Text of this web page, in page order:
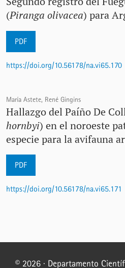
(Piranga olivacea) para
PDF
https://doi.org/10.56178/na.vi65.170
María Astete, René Gingins
Hallazgo del Paíño De
hornbyi) en el noroeste
especie para la avifauna
PDF
https://doi.org/10.56178/na.vi65.171
© 2026 · Departamento